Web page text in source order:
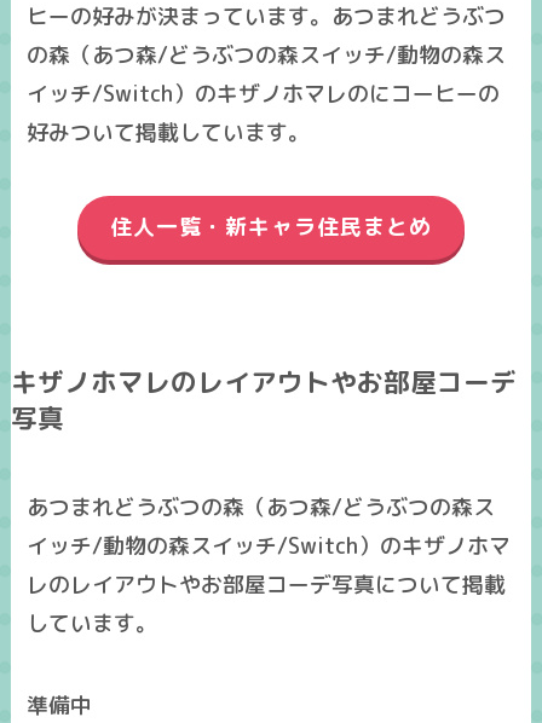
ヒーの好みが決まっています。あつまれどうぶつ
の森（あつ森/どうぶつの森スイッチ/動物の森ス
イッチ/Switch）のキザノホマレのにコーヒーの
好みついて掲載しています。
住人一覧・新キャラ住民まとめ
キザノホマレのレイアウトやお部屋コーデ
写真
あつまれどうぶつの森（あつ森/どうぶつの森ス
イッチ/動物の森スイッチ/Switch）のキザノホマ
レのレイアウトやお部屋コーデ写真について掲載
しています。
準備中